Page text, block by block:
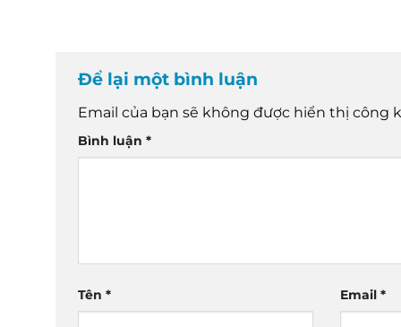
Để lại một bình luận
Email của bạn sẽ không được hiển thị công
Bình luận *
Tên * Email*